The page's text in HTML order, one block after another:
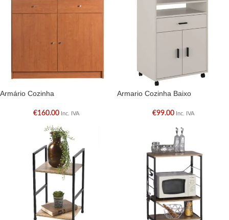
Armário Cozinha
€160.00 Inc. IVA
Armario Cozinha Baixo
€99.00 Inc. IVA